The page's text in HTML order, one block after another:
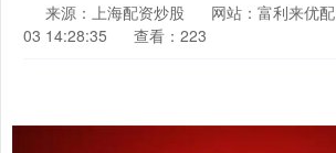
来源：上海配资炒股 网站：富利来优配
03 14:28:35
查看：223